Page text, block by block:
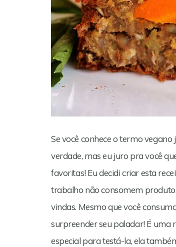
Se você conhece o termo
verdade, mas eu juro pra você
favoritas! Eu decidi criar esta
trabalho não consomem
vindas. Mesmo que você
surpreender seu paladar! É uma
especial para testá-la, ela